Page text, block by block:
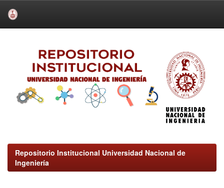
Repositorio Institucional Universidad Nacional de
Ingeniería